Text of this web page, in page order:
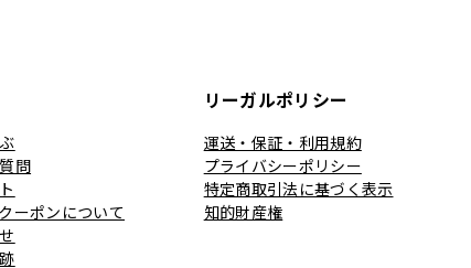
問
ーポンについて
リーガルポリシー
運送・保証・利用規約
プライバシーポリシー
特定商取引法に基づく表示
知的財産権